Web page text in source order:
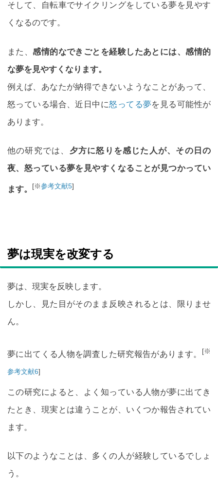
そして、自転車でサイクリングをしている夢を見やす
くなるのです。
また、感情的なできごとを経験したあとには、感情的
な夢を見やすくなります。
例えば、あなたが納得できないようなことがあって、
怒っている場合、近日中に怒ってる夢を見る可能性が
あります。
他の研究では、 夕方に怒りを感じた人が、その日の
夜、怒っている夢を見やすくなることが見つかってい
ます。 [※参考文献5]
夢は現実を改変する
夢は、現実を反映します。
しかし、見た目がそのまま反映されるとは、限りませ
ん。
夢に出てくる人物を調査した研究報告があります。 [※
参考文献6]
この研究によると、よく知っている人物が夢に出てき
たとき、現実とは違うことが、いくつか報告されてい
ます。
以下のようなことは、多くの人が経験しているでしょ
う。